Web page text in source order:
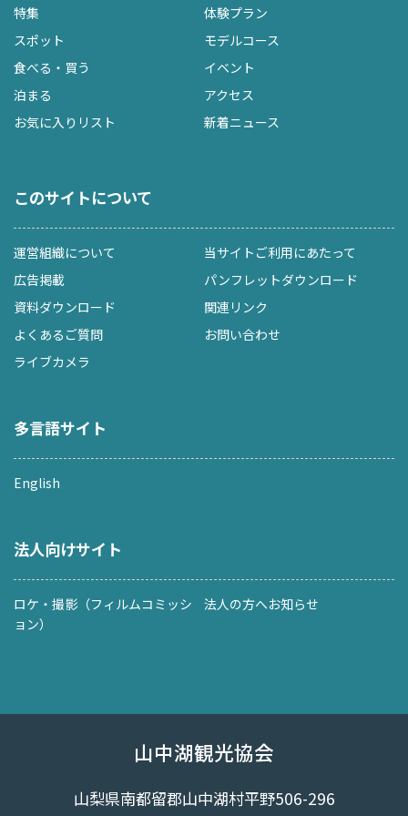
特集
体験プラン
スポット
モデルコース
食べる・買う
イベント
泊まる
アクセス
お気に入りリスト
新着ニュース
このサイトについて
運営組織について
当サイトご利用にあたって
広告掲載
パンフレットダウンロード
資料ダウンロード
関連リンク
よくあるご質問
お問い合わせ
ライブカメラ
多言語サイト
English
法人向けサイト
ロケ・撮影（フィルムコミッシ
ョン）
法人の方へお知らせ
山中湖観光協会
山梨県南都留郡山中湖村平野506-296